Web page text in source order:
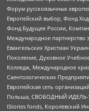
Форум русскоязычных
Европейский выбор, Фонд
Фонд Будущее России,
Международное партнерство
Евангельских Христиан
Поколение, Духовное
Колледж, Международное
Саентологических
Европейская сеть
Польша, СВОБОДНЫЙ ИДЕЛЬ-
IStories fonds, Королевский